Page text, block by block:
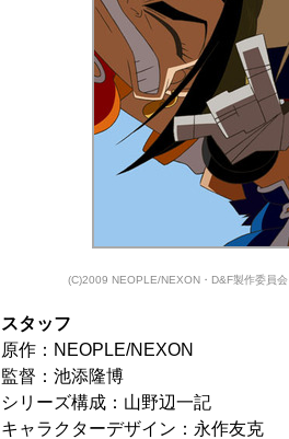
(C)2009 NEOPLE/NEXON・D&F製作委員会
スタッフ
原作：NEOPLE/NEXON
監督：池添隆博
シリーズ構成：山野辺一記
キャラクターデザイン：永作友克